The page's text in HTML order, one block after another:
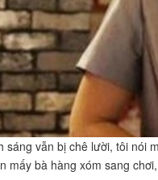
vẫn bị chê lười, tôi nói
mấy bà hàng xóm sang